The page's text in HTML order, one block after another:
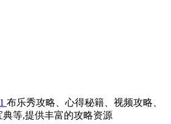
布乐秀攻略、心得秘籍、视频攻略、
等,提供丰富的攻略资源